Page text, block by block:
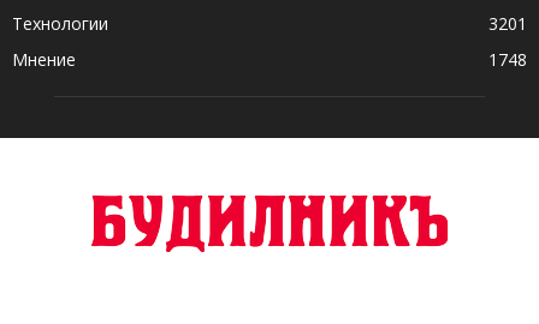
Технологии
3201
Мнение
1748